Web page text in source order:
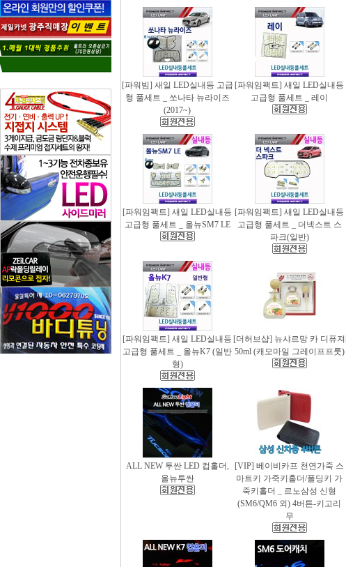
[파워빔] 새일 LED실내등 고급
형 풀세트 _ 쏘나타 뉴라이즈
(2017~)
[파워임팩트] 새일 LED실내등
고급형 풀세트 _ 레이
[파워임팩트] 새일 LED실내등
고급형 풀세트 _ 올뉴SM7 LE
[파워임팩트] 새일 LED실내등
고급형 풀세트 _ 더넥스트 스
파크(일반)
[파워임팩트] 새일 LED실내등
고급형 풀세트 _ 올뉴K7 (일반
형)
[더허브샵] 뉴샤르망 카 디퓨져
50ml (캐모마일 그레이프프룻)
ALL NEW 투싼 LED 컵홀더,
올뉴투싼
[VIP] 베이비카프 천연가죽 스
마트키 가죽키홀더/폴딩키 가
죽키홀더 _ 르노삼성 신형
(SM6/QM6 외) 4버튼-키고리
무